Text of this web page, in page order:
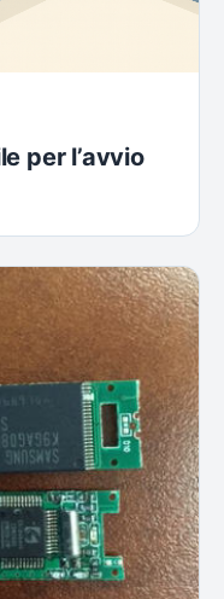
per l’avvio